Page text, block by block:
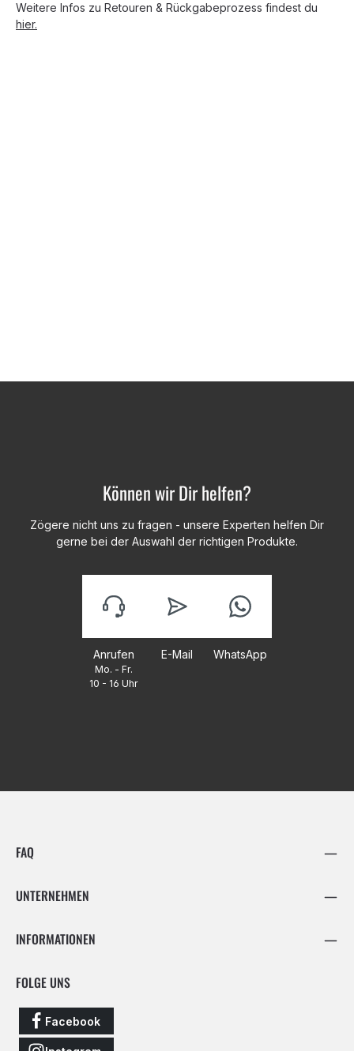
Weitere Infos zu Retouren & Rückgabeprozess findest du
hier.
Können wir Dir helfen?
Zögere nicht uns zu fragen - unsere Experten helfen Dir
gerne bei der Auswahl der richtigen Produkte.
Anrufen
Mo. - Fr.
10 - 16 Uhr
E-Mail WhatsApp
FAQ
UNTERNEHMEN
INFORMATIONEN
FOLGE UNS
Facebook